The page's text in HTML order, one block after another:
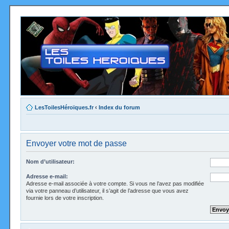
LesToilesHéroïques.fr ‹ Index du forum
Envoyer votre mot de passe
Nom d’utilisateur:
Adresse e-mail:
Adresse e-mail associée à votre compte. Si vous ne l’avez pas modifiée
via votre panneau d’utilisateur, il s’agit de l’adresse que vous avez
fournie lors de votre inscription.